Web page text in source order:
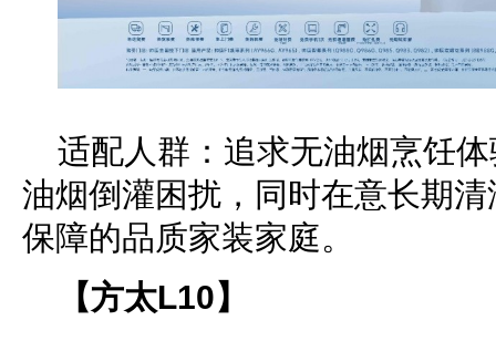
适配人群：追求无油烟烹饪
油烟倒灌困扰，同时在意长期
保障的品质家装家庭。
【方太L10】